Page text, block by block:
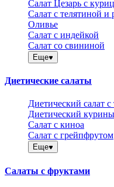
Салат Цезарь с
Салат с телятиной и
Оливье
Салат с индейкой
Салат со свининой
Еще
Диетические салаты
Диетический салат
Диетический
Салат с киноа
Салат с грейпфрутом
Еще
Салаты с фруктами